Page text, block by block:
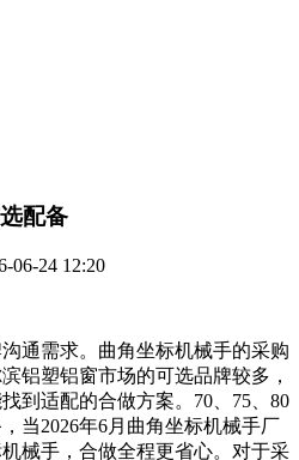
配备
06-24 12:20
需求。曲角坐标机械手的采购
铝塑铝窗市场的可选品牌较多，
到适配的合做方案。70、75、80
当2026年6月曲角坐标机械手厂
械手，合做全程更省心。对于采